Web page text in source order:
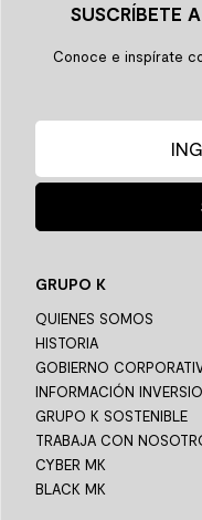
SUSCRÍBETE
Conoce e inspírate
GRUPO K
QUIENES SOMOS
HISTORIA
GOBIERNO
INFORMACIÓN
GRUPO K SOSTENIBLE
TRABAJA CON
CYBER MK
BLACK MK